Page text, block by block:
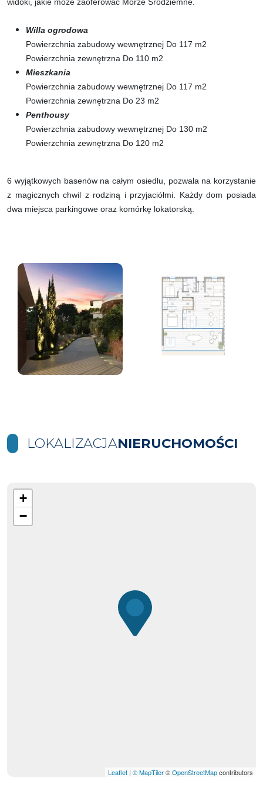
Willa ogrodowa
Powierzchnia zabudowy wewnętrznej Do 117 m2
Powierzchnia zewnętrzna Do 110 m2
Mieszkania
Powierzchnia zabudowy wewnętrznej Do 117 m2
Powierzchnia zewnętrzna Do 23 m2
Penthousy
Powierzchnia zabudowy wewnętrznej Do 130 m2
Powierzchnia zewnętrzna Do 120 m2
6 wyjątkowych basenów na całym osiedlu, pozwala na korzystanie
z magicznych chwil z rodziną i przyjaciółmi. Każdy dom posiada
dwa miejsca parkingowe oraz komórkę lokatorską.
LOKALIZACJANIERUCHOMOŚCI
+
−
Leaflet | © MapTiler©OpenStreetMapcontributors